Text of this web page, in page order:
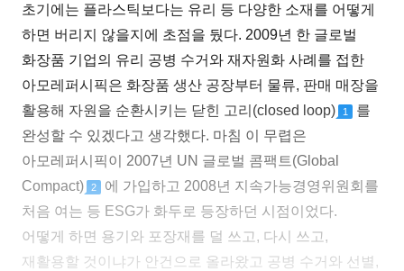
초기에는 플라스틱보다는 유리 등 다양한 소재를 어떻게
하면 버리지 않을지에 초점을 뒀다. 2009년 한 글로벌
화장품 기업의 유리 공병 수거와 재자원화 사례를 접한
아모레퍼시픽은 화장품 생산 공장부터 물류, 판매 매장을
활용해 자원을 순환시키는 닫힌 고리(closed loop)
1
를
완성할 수 있겠다고 생각했다. 마침 이 무렵은
아모레퍼시픽이 2007년 UN 글로벌 콤팩트(Global
Compact)
2
에 가입하고 2008년 지속가능경영위원회를
처음 여는 등 ESG가 화두로 등장하던 시점이었다.
어떻게 하면 용기와 포장재를 덜 쓰고, 다시 쓰고,
재활용할 것이냐가 안건으로 올라왔고 공병 수거와 선별,